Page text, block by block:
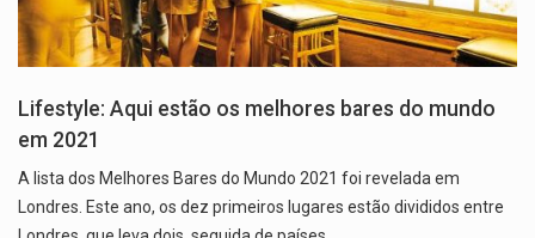
Lifestyle: Aqui estão os melhores bares do mundo
em 2021
A lista dos Melhores Bares do Mundo 2021 foi revelada em
Londres. Este ano, os dez primeiros lugares estão divididos entre